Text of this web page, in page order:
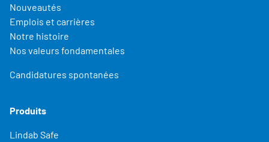
Nouveautés
Emplois et carrières
Notre histoire
Nos valeurs fondamentales
Candidatures spontanées
Produits
Lindab Safe